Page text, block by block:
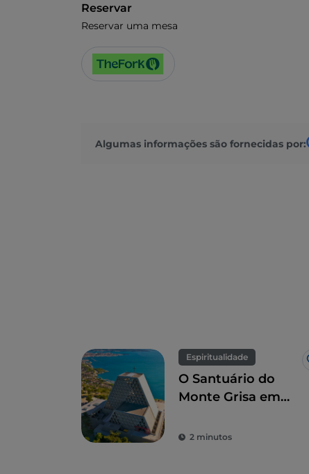
Reservar
Reservar uma mesa
Algumas informações são fornecidas por:
Espiritualidade
O Santuário do
Monte Grisa em
paz e amizade
2 minutos